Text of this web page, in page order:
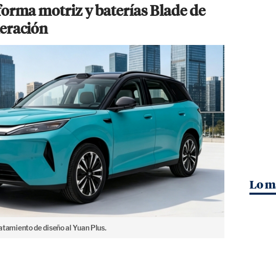
motriz y baterías Blade de
de diseño al Yuan Plus.
Lo